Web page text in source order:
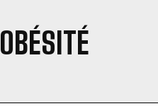
OBÉSITÉ